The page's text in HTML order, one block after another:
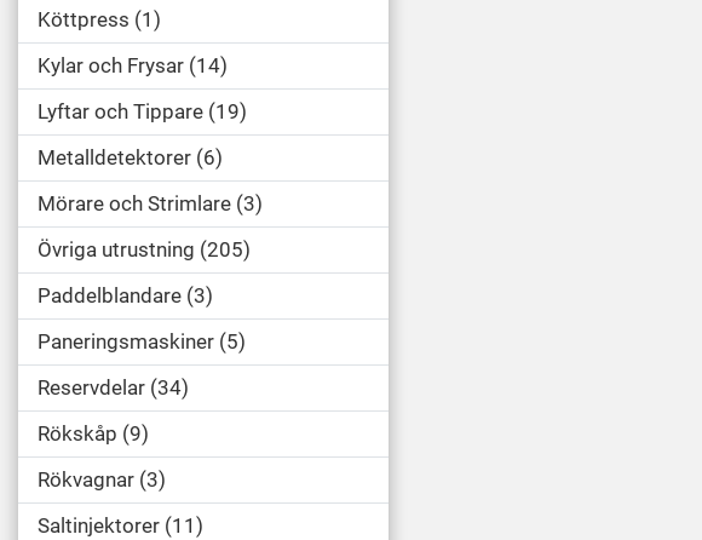
Köttpress 1
Kylar och Frysar 14
Lyftar och Tippare 19
Metalldetektorer 6
Mörare och Strimlare 3
Övriga utrustning 205
Paddelblandare 3
Paneringsmaskiner 5
Reservdelar 34
Rökskåp 9
Rökvagnar 3
Saltinjektorer 11